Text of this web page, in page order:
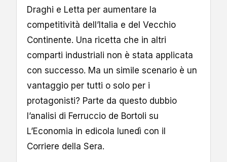
Draghi e Letta per aumentare la
competitività dell’Italia e del Vecchio
Continente. Una ricetta che in altri
comparti industriali non è stata applicata
con successo. Ma un simile scenario è un
vantaggio per tutti o solo per i
protagonisti? Parte da questo dubbio
l’analisi di Ferruccio de Bortoli su
L’Economia in edicola lunedì con il
Corriere della Sera.